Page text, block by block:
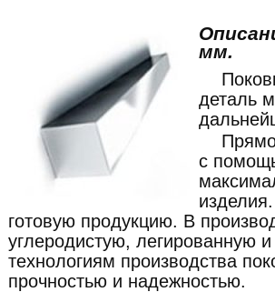
мм.
деталь
с
готовую продукцию. В
углеродистую, легированную
технологиям производства
прочностью и надежностью.